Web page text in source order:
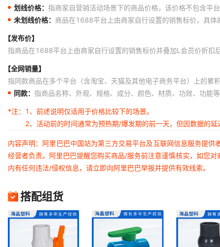
划线价格： 指商家自营销活动场景下的商品价格，该价格不包含平
未划线价格： 商品在1688平台上由商家自行设置的销售标价，具
【发布价】
指商品在1688平台上由商家自行设置的销售标价并叠加L会员价折扣
【全网销量】
指同款商品在多个平台（含淘宝、天猫及其他电子商务平台）上的累
同款： 指商品名称、外观、规格、成分、颜色、材质、功效、功能
*注：
1、前述说明仅适用于价格比较下的场景。
2、活动前的时间通常为预热期/爆发期的前一天，但因数据的
内容声明：阿里巴巴中国站为第三方交易平台及互联网信息服务提
经营者负责。阿里巴巴提醒您购买商品/服务前注意谨慎核实，如您
内有任何违法/侵权信息，请立即向阿里巴巴举报并提供有效线索。
搭配组货